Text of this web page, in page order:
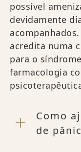
possível
devidamente
acredita numa
para o
farmacologia
Como
de